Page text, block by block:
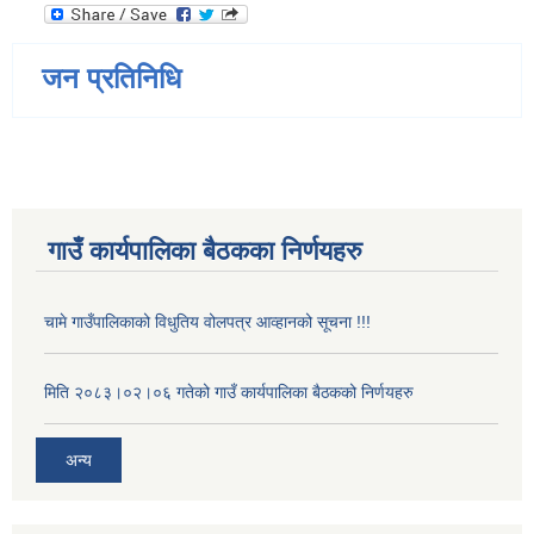
जन प्रतिनिधि
गाउँ कार्यपालिका बैठकका निर्णयहरु
चामे गाउँपालिकाको विधुतिय वोलपत्र आव्हानको सूचना !!!
मिति २०८३।०२।०६ गतेको गाउँ कार्यपालिका बैठकको निर्णयहरु
अन्य